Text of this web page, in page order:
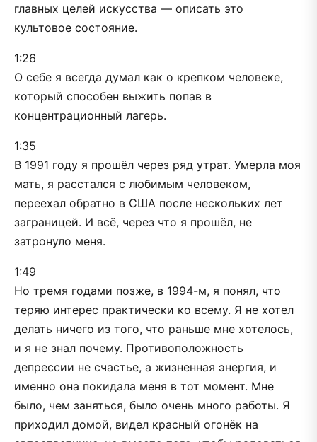
главных целей искусства — описать это
культовое состояние.
1:26
О себе я всегда думал как о крепком человеке,
который способен выжить попав в
концентрационный лагерь.
1:35
В 1991 году я прошёл через ряд утрат. Умерла моя
мать, я расстался с любимым человеком,
переехал обратно в США после нескольких лет
заграницей. И всё, через что я прошёл, не
затронуло меня.
1:49
Но тремя годами позже, в 1994-м, я понял, что
теряю интерес практически ко всему. Я не хотел
делать ничего из того, что раньше мне хотелось,
и я не знал почему. Противоположность
депрессии не счастье, а жизненная энергия, и
именно она покидала меня в тот момент. Мне
было, чем заняться, было очень много работы. Я
приходил домой, видел красный огонёк на